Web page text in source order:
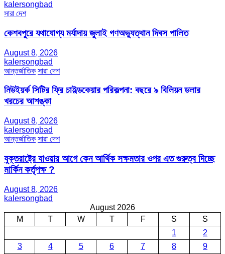
kalersongbad
সারা দেশ
কেশবপুরে যথাযোগ্য মর্যাদায় জুলাই গণঅভ্যুত্থান দিবস পালিত
August 8, 2026
kalersongbad
আন্তর্জাতিক সারা দেশ
নিউইয়র্ক সিটির ফ্রি চাইল্ডকেয়ার পরিকল্পনা: বছরে ৯ বিলিয়ন ডলার
খরচের আশঙ্কা
August 8, 2026
kalersongbad
আন্তর্জাতিক সারা দেশ
যুক্তরাষ্ট্রে যাওয়ার আগে কেন আর্থিক সক্ষমতার ওপর এত গুরুত্ব দিচ্ছে
মার্কিন কর্তৃপক্ষ ?
August 8, 2026
kalersongbad
August 2026
M
T W T F S
S
1
2
3
4 5 6 7 8
9